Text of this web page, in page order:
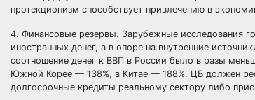
протекционизм способствует привлечению в
4. Финансовые резервы. Зарубежные исследования
иностранных денег, а в опоре на внутренние
соотношение денег к ВВП в России было в разы
Южной Корее — 138%, в Китае — 188%. ЦБ должен
долгосрочные кредиты реальному сектору либо